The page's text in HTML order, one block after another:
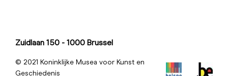
Zuidlaan 150 - 1000 Brussel
© 2021 Koninklijke Musea voor Kunst en
Geschiedenis